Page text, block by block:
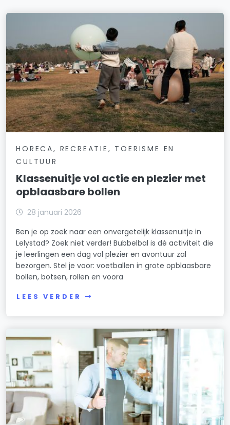
HORECA, RECREATIE, TOERISME EN
CULTUUR
Klassenuitje vol actie en plezier met
opblaasbare bollen
28 januari 2026
Ben je op zoek naar een onvergetelijk klassenuitje in
Lelystad? Zoek niet verder! Bubbelbal is dé activiteit die
je leerlingen een dag vol plezier en avontuur zal
bezorgen. Stel je voor: voetballen in grote opblaasbare
bollen, botsen, rollen en voora
LEES VERDER